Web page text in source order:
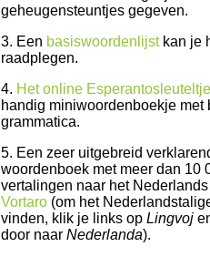
geheugensteuntjes gegeven.
3. Een basiswoordenlijstkan je
raadplegen.
4. Het online
handig miniwoordenboekje met
grammatica.
5. Een zeer uitgebreid
woordenboek met meer dan 10
vertalingen naar het
Vortaro (om het
vinden, klik je links opLingvoj
door naarNederlanda).